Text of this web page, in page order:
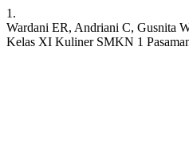
1.
Wardani ER, Andriani C, Gusnita
Kelas XI Kuliner SMKN 1